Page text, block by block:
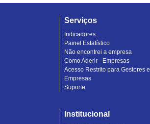
Serviços
Indicadores
Painel Estatístico
Não encontrei a empresa
Como Aderir - Empresas
Acesso Restrito para Gestores e
Empresas
Suporte
Institucional